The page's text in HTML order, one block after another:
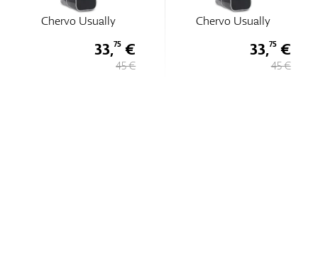
Chervo Usually
33,75 €
45 €
Chervo Usually
33,75€
45 €